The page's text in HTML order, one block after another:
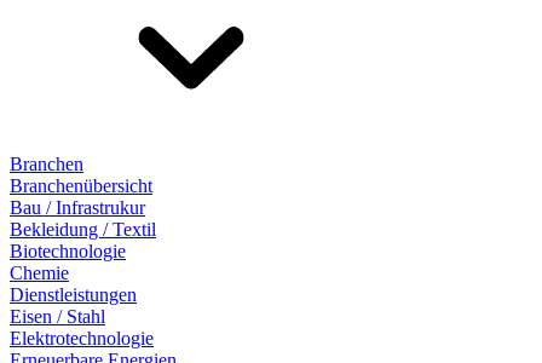
Branchen
Branchenübersicht
Bau / Infrastrukur
Bekleidung / Textil
Biotechnologie
Chemie
Dienstleistungen
Eisen / Stahl
Elektrotechnologie